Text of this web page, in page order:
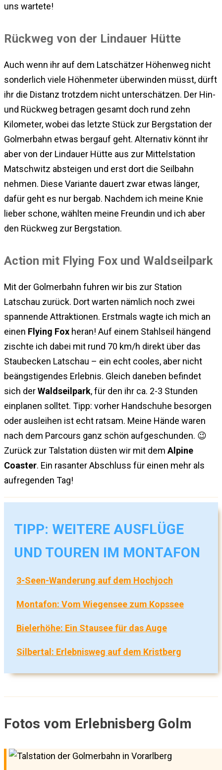
uns wartete!
Rückweg von der Lindauer Hütte
Auch wenn ihr auf dem Latschätzer Höhenweg nicht
sonderlich viele Höhenmeter überwinden müsst, dürft
ihr die Distanz trotzdem nicht unterschätzen. Der Hin-
und Rückweg betragen gesamt doch rund zehn
Kilometer, wobei das letzte Stück zur Bergstation der
Golmerbahn etwas bergauf geht. Alternativ könnt ihr
aber von der Lindauer Hütte aus zur Mittelstation
Matschwitz absteigen und erst dort die Seilbahn
nehmen. Diese Variante dauert zwar etwas länger,
dafür geht es nur bergab. Nachdem ich meine Knie
lieber schone, wählten meine Freundin und ich aber
den Rückweg zur Bergstation.
Action mit Flying Fox und Waldseilpark
Mit der Golmerbahn fuhren wir bis zur Station
Latschau zurück. Dort warten nämlich noch zwei
spannende Attraktionen. Erstmals wagte ich mich an
einen Flying Fox heran! Auf einem Stahlseil hängend
zischte ich dabei mit rund 70 km/h direkt über das
Staubecken Latschau – ein echt cooles, aber nicht
beängstigendes Erlebnis. Gleich daneben befindet
sich derWaldseilpark, für den ihr ca. 2-3 Stunden
einplanen solltet. Tipp: vorher Handschuhe besorgen
oder ausleihen ist echt ratsam. Meine Hände waren
nach dem Parcours ganz schön aufgeschunden. 😉
Zurück zur Talstation düsten wir mit dem Alpine
Coaster. Ein rasanter Abschluss für einen mehr als
aufregenden Tag!
TIPP: WEITERE AUSFLÜGE
UND TOUREN IM MONTAFON
3-Seen-Wanderung auf dem Hochjoch
Montafon: Vom Wiegensee zum Kopssee
Bielerhöhe: Ein Stausee für das Auge
Silbertal: Erlebnisweg auf dem Kristberg
Fotos vom Erlebnisberg Golm